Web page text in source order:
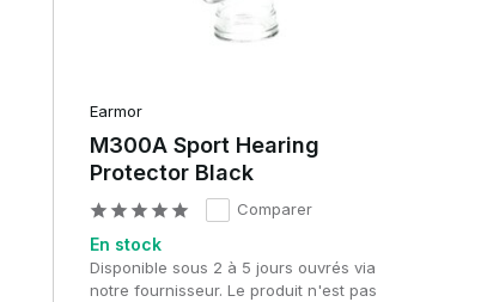
Earmor
M300A Sport Hearing
Protector Black
Comparer
En stock
Disponible sous 2 à 5 jours ouvrés via
notre fournisseur. Le produit n'est pas